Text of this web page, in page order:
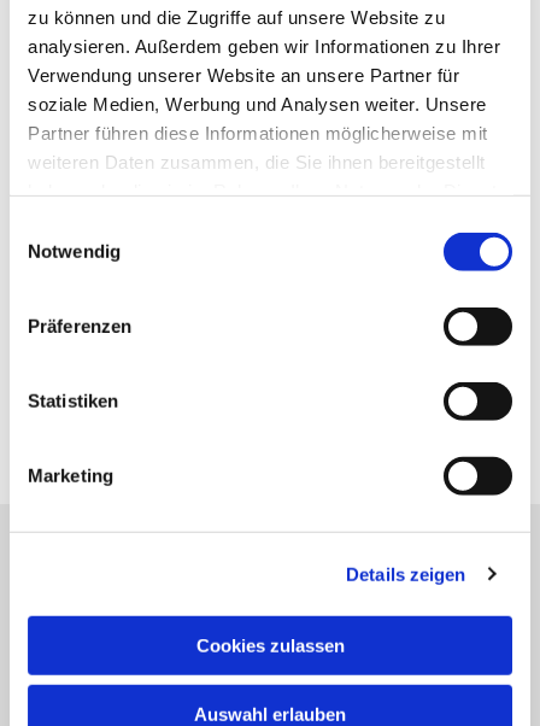
zu können und die Zugriffe auf unsere Website zu
analysieren. Außerdem geben wir Informationen zu Ihrer
Verwendung unserer Website an unsere Partner für
soziale Medien, Werbung und Analysen weiter. Unsere
Partner führen diese Informationen möglicherweise mit
weiteren Daten zusammen, die Sie ihnen bereitgestellt
Notwendig
Präferenzen
Statistiken
Marketing
Details zeigen
Cookies zulassen
Auswahl erlauben
Pfarrei St. Benedikt Teltow-Fläming